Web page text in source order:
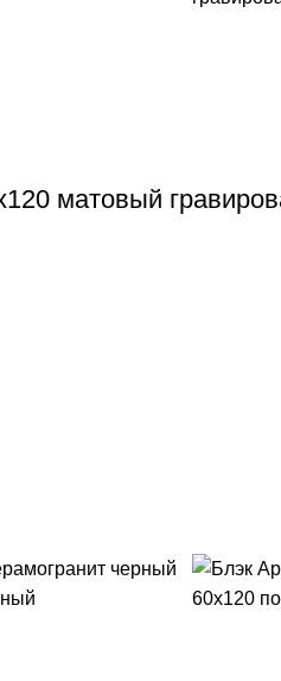
матовый